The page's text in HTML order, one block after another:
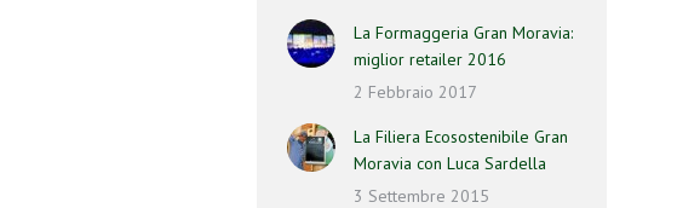
La Formaggeria Gran Moravia:
miglior retailer 2016
2 Febbraio 2017
La Filiera Ecosostenibile Gran
Moravia con Luca Sardella
3 Settembre 2015